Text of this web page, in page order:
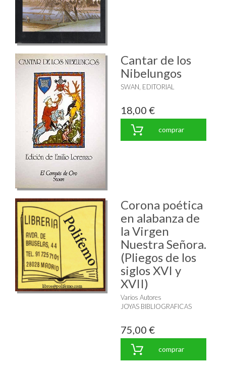
Cantar de los
Nibelungos
SWAN, EDITORIAL
18,00 €
comprar
Corona poética
en alabanza de
la Virgen
Nuestra Señora.
(Pliegos de los
siglos XVI y
XVII)
Varios Autores
JOYAS BIBLIOGRAFICAS
75,00 €
comprar